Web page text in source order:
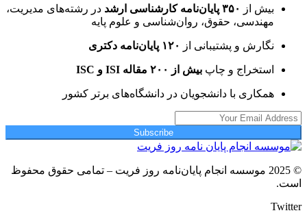
بیش از ۳۵۰ پایان‌نامه کارشناسی ارشد
در رشته‌های مدیریت،
مهندسی، حقوق، روان‌شناسی و علوم پایه
نگارش و پشتیبانی از ۱۲۰ پایان‌نامه دکتری
استخراج و چاپ بیش از ۲۰۰ مقاله ISI و ISC
همکاری با دانشجویان در دانشگاه‌های برتر کشور
Subscribe
© 2025 موسسه انجام پایان‌نامه روز فریت – تمامی حقوق محفوظ
است.
Twitter